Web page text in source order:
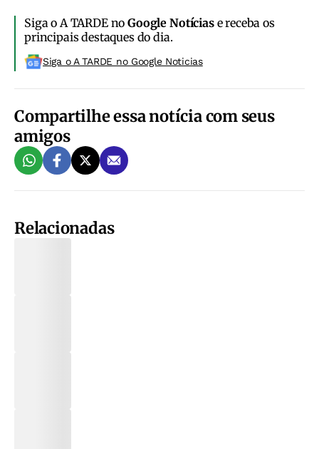
Siga o A TARDE noGoogle Notíciase receba os
principais destaques do dia.
Siga o A TARDE no Google Noticias
Compartilhe essa notícia com seus
amigos
Relacionadas